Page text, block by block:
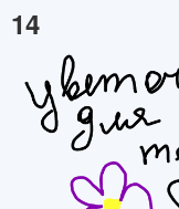
14